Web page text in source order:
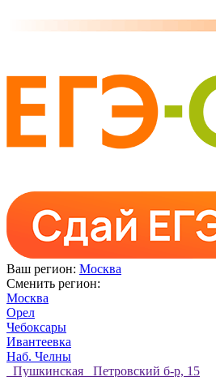
Ваш регион: Москва
Сменить регион:
Москва
Орел
Чебоксары
Ивантеевка
Наб. Челны
Пушкинская Петровский б-р, 15